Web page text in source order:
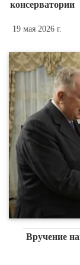
консерватории
19 мая 2026 г.
Вручение